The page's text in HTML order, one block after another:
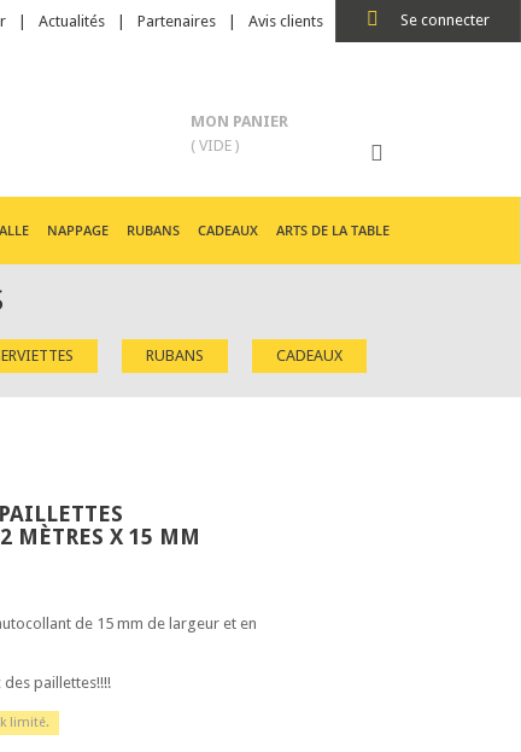
Se connecter
Actualités Partenaires Avis clients
MON PANIER
( VIDE )
NAPPAGE RUBANS CADEAUX ARTS DE LA TABLE
RUBANS CADEAUX
MÈTRES X 15 MM
de 15 mm de largeur et en
des paillettes!!!!
limité.